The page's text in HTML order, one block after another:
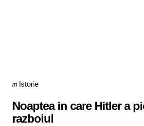
Categories
Posted
in Istorie
Noaptea in care Hitler a
razboiul